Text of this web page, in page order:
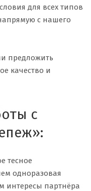
для всех типов
с нашего
предложить
качество и
с
тесное
одноразовая
интересы партнёра